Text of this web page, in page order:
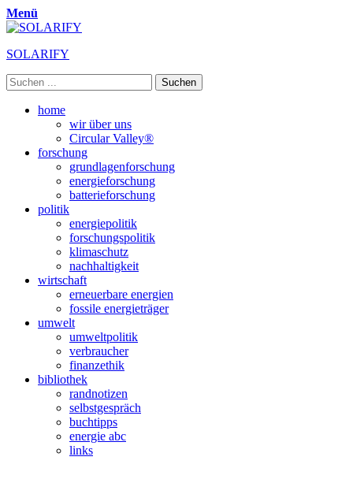
Menü
SOLARIFY
Suchen
nach:
Primäres
Zum
home
wir über uns
Circular Valley®
forschung
grundlagenforschung
energieforschung
batterieforschung
politik
energiepolitik
forschungspolitik
klimaschutz
nachhaltigkeit
wirtschaft
erneuerbare energien
fossile energieträger
umwelt
umweltpolitik
verbraucher
finanzethik
bibliothek
randnotizen
selbstgespräch
buchtipps
energie abc
links